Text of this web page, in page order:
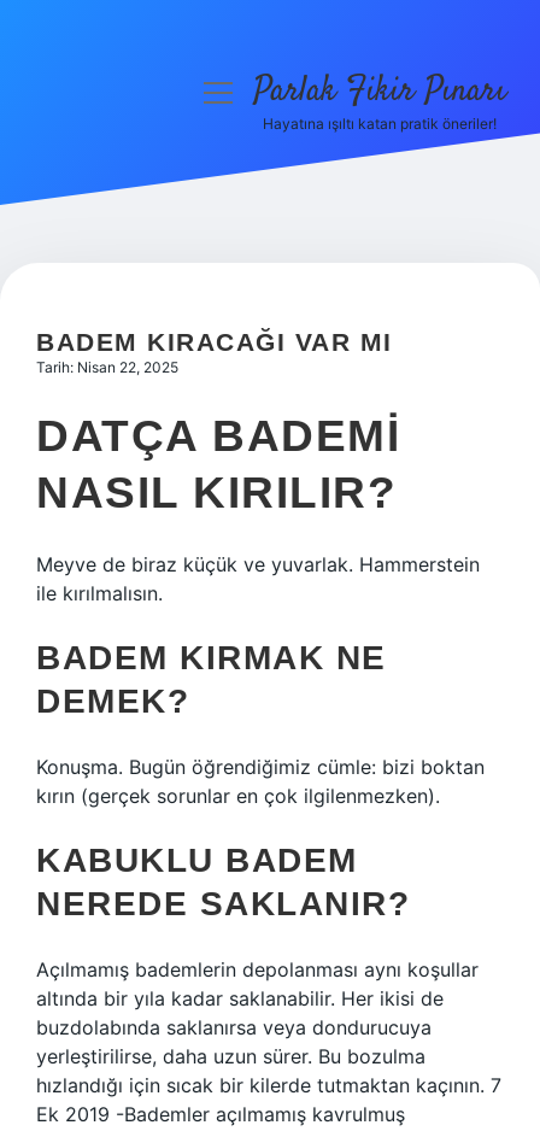
Hakkımızda
menüyüParlak Fikir Pınarı
Hayatına ışıltı katan pratik öneriler!
BADEM KIRACAĞI VAR MI
Tarih: Nisan 22, 2025
DATÇA BADEMI
NASIL KIRILIR?
Meyve de biraz küçük ve yuvarlak. Hammerstein
ile kırılmalısın.
BADEM KIRMAK NE
DEMEK?
Konuşma. Bugün öğrendiğimiz cümle: bizi boktan
kırın (gerçek sorunlar en çok ilgilenmezken).
KABUKLU BADEM
NEREDE SAKLANIR?
Açılmamış bademlerin depolanması aynı koşullar
altında bir yıla kadar saklanabilir. Her ikisi de
buzdolabında saklanırsa veya dondurucuya
yerleştirilirse, daha uzun sürer. Bu bozulma
hızlandığı için sıcak bir kilerde tutmaktan kaçının. 7
Ek 2019 -Bademler açılmamış kavrulmuş